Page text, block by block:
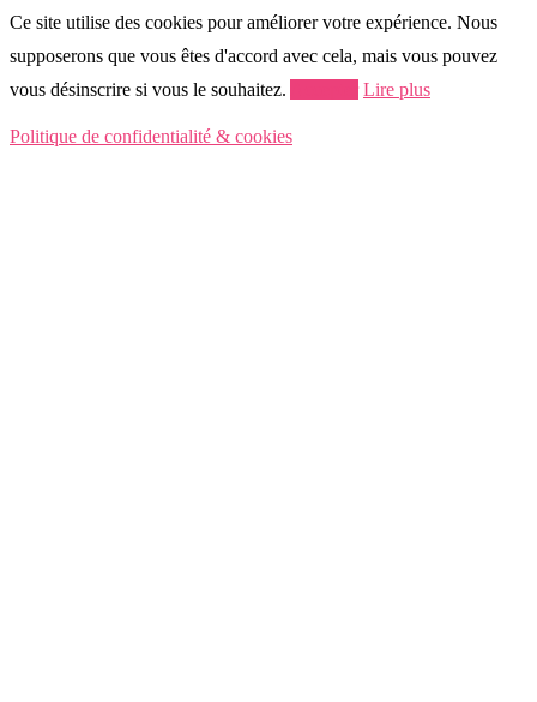
Ce site utilise des cookies pour améliorer votre expérience. Nous
supposerons que vous êtes d'accord avec cela, mais vous pouvez
vous désinscrire si vous le souhaitez.
Lire plus
Politique de confidentialité & cookies